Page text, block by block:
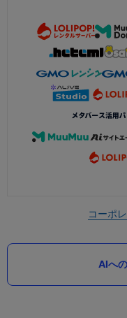
コーポ
AIへ